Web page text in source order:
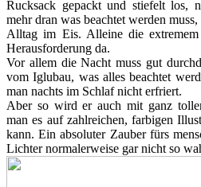
Rucksack gepackt und stiefelt los,
mehr dran was beachtet werden
Alltag im Eis. Alleine die extremem
Herausforderung da.
Vor allem die Nacht muss gut
vom Iglubau, was alles beachtet
man nachts im Schlaf nicht erfriert.
Aber so wird er auch mit ganz
man es auf zahlreichen, farbigen
kann. Ein absoluter Zauber fürs
Lichter normalerweise gar nicht so